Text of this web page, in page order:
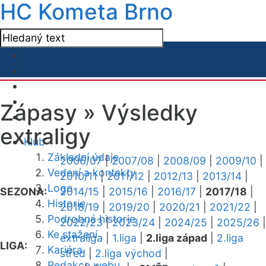
HC Kometa Brno
Klub
Základní údaje
Vedení a kontakty
Logo
Historie
Podrobná historie
Ke stažení
Kariéra
Zápasy » Výsledky
extraligy
SEZONA:
2006/07|2007/08 2008/09 2009/10
2010/11|2011/12 2012/13 2013/14
2014/15
2015/16 2016/17 2017/18
2018/19
2019/20 2020/21 2021/22
2022/23|2023/24 2024/25 2025/26
LIGA:
extraliga 1.liga 2.liga západ
2.liga
střed
2.liga východ